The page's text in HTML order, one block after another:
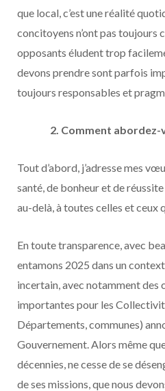
que local, c’est une réalité
concitoyens n’ont pas toujours
opposants éludent trop
devons prendre sont parfois
toujours responsables et
2. Comment abordez-
Tout d’abord, j’adresse mes
santé, de bonheur et de
au-delà, à toutes celles et ceux
En toute transparence, avec
entamons 2025 dans un
incertain, avec notamment des
importantes pour les
Départements, communes)
Gouvernement. Alors même
décennies, ne cesse de se
de ses missions, que nous